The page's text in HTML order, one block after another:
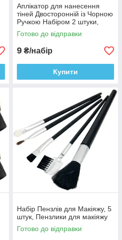
Аплікатор для нанесення
тіней Двосторонній із Чорною
Ручкою Набіром 2 штуки,
Аксесуари для макіяжу
Готово до відправки
9 ₴/набір
Купити
Набір Пензлів для Макіяжу, 5
штук, Пензлики для макіяжу
Готово до відправки